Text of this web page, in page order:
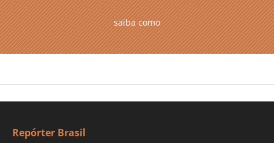
saiba como
Repórter Brasil